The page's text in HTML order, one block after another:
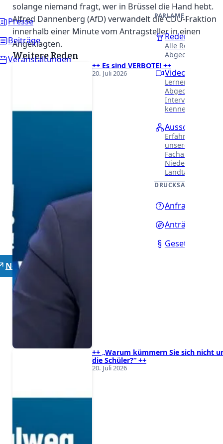
Presse
Beiträge
Veranstaltungen
PARLAMENTARISCHE
Reden
Alle Reden
Abgeordneten.
Videothek
Lernen Sie
Abgeordneten in
Interviews näher
kennen.
Ausschüsse
Erfahren Sie
unsere Arbeit in
Landtages.
DRUCKSACHEN
Anfragen
Anträge
Neutrale Lehrer
solange niemand fragt, wer in Brüssel die Hand hebt.
Alfred Dannenberg (AfD) verwandelt die CDU-Fraktion
innerhalb einer Minute vom Antragsteller in einen
Angeklagten.
Weitere Reden
++ Es sind VERBOTE! ++
20. Juli 2026
++ „Warum kümmern Sie sich nicht
die Schüler?“ ++
20. Juli 2026